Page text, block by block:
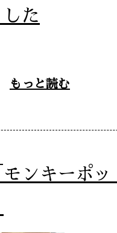
た
もっと読む
モンキーポ